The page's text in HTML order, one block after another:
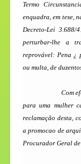
Termo
enquadra, em tese,
Decreto-Lei 3.688/
perturbar-lhe a
reprovável: Pena ¿
ou multa, de
Com
para uma mulher
reclamação desta,
a promocao de
Procurador Geral